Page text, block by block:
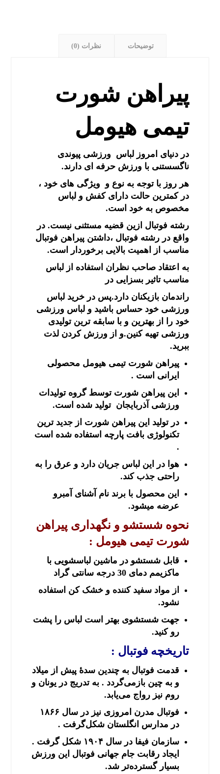
توضیحات نظرات (0)
پیراهن شورت
تیمی هیومل
در دنیای امروز لباس ورزشی پیوندی
ناگسستنی با ورزش حرفه ای دارند.
هر روز با توجه به نوع و ویژگی های خود ،
در کمترین حالت دارای کفش و لباس
مخصوص به خود است.
رشته فوتبال ازین قضیه مستثنی نیست. در
واقع در رشته فوتبال ،داشتن پیراهن فوتبال
مناسب از اهمیت بالایی برخوردار است.
به اعتقاد صاحب نظران استفاده از لباس
مناسب تاثیر بسزایی در
راندمان بازیکنان دارد.پس در خرید لباس
ورزشی خود حساس باشید و لباس ورزشی
خود را از بهترین و با سابقه ترین تولیدی
ورزشی تهیه کنین.و از ورزش کردن لذت
ببرید.
پیراهن شورت تیمی هیومل محصولی
ایرانی است .
این پیراهن شورت توسط گروه تولیدات
ورزشی آذربایجان تولید شده است.
در تولید این پیراهن شورت از جدید ترین
تکنولوژی بافت پارچه استفاده شده است
.
هوا در این لباس جریان دارد و عرق را به
راحتی جذب کند.
این محصول با برند نام آشنای آمبرو
عرضه میشود.
نحوه شستشو و نگهداری پیراهن
شورت تیمی هیومل :
قابل شستشو در ماشین لباسشویی با
ماکزیمم دمای 30 درجه سانتی گراد
از مواد سفید کننده و خشک کن استفاده
نشود.
جهت شستشوی بهتر است لباس را پشت
رو کنید.
تاریخچه فوتبال :
قدمت فوتبال به چندین سدهٔ پیش از میلاد
و به چین بازمی‌گردد . به تدریج در یونان و
روم نیز رواج می‌یابد.
فوتبال مدرن امروزی نیز در سال ۱۸۶۶
در مدارس انگلستان شکل‌گرفت .
سازمان فیفا در سال ۱۹۰۴ شکل گرفت .
ایجاد رقابت جام جهانی فوتبال این ورزش
بسیار گسترده‌تر شد.